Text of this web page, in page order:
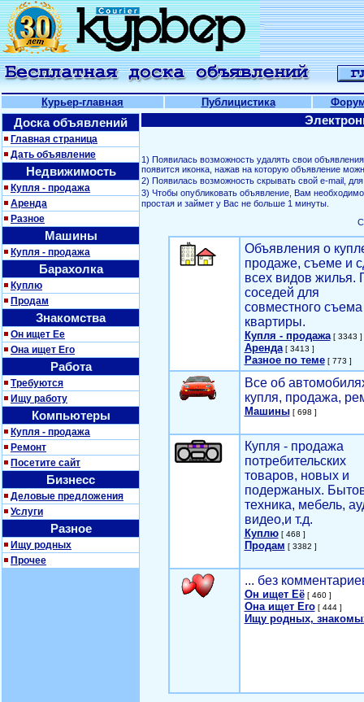
Курьер-главная Публицистика
Доска объявлений
Главная страница
Дать объявление
Недвижимость
Купля - продажа
Аренда
Разное
Машины
Купля - продажа
Барахолка
Куплю
Продам
Знакомства
Он ищет Ее
Она ищет Его
Работа
Требуются
Ищу работу
Компьютеры
Купля - продажа
Ремонт
Посетите сайт
Бизнесс
Деловые предложения
Услуги
Разное
Ищу родных
Прочее
1) Появилась возможность удалять свои
появится иконка, нажав на которую объявление
2) Появилась возможность скрывать свой е-mail,
3) Чтобы опубликовать объявление, Вам
простая и займет у Вас не больше 1 минуты.
Объявления о
продаже, съеме и
всех видов жилья.
соседей для
совместного съема
квартиры.
Купля - продажа[ 3343 ]
Аренда[ 3413 ]
Разное по теме[ 773 ]
Все об
купля, продажа,
Машины[ 698 ]
Купля - продажа
потребительских
товаров, новых и
подержаных.
техника, мебель,
видео,и т.д.
Куплю[ 468 ]
Продам [ 3382 ]
... без
Он ищет Её[ 460 ]
Она ищет Его[ 444 ]
Ищу родных,